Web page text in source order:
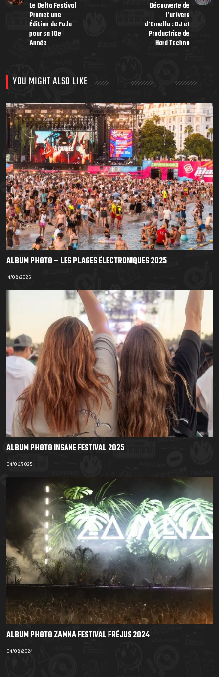
Le Delta Festival
Promet une
Édition de Fada
pour sa 10e
Année
Découverte de
l’univers
d’Ornella : DJ et
Productrice de
Hard Techno
YOU MIGHT ALSO LIKE
ALBUM PHOTO – LES PLAGES ÉLECTRONIQUES 2025
14/08/2025
ALBUM PHOTO INSANE FESTIVAL 2025
04/06/2025
ALBUM PHOTO ZAMNA FESTIVAL FRÉJUS 2024
04/08/2024